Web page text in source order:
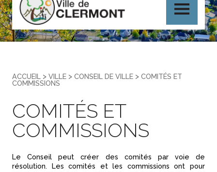
ACCUEIL > VILLE > CONSEIL DE VILLE > COMITÉS ET
COMMISSIONS
COMITÉS ET
COMMISSIONS
Le Conseil peut créer des comités par voie de
résolution. Les comités et les commissions ont pour